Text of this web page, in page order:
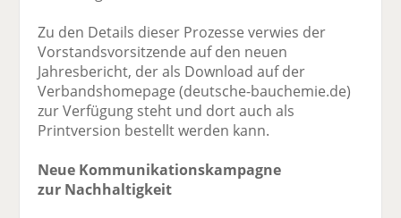
Zu den Details dieser Prozesse verwies der
Vorstandsvorsitzende auf den neuen
Jahresbericht, der als Download auf der
Verbandshomepage (deutsche-bauchemie.de)
zur Verfügung steht und dort auch als
Printversion bestellt werden kann.
Neue Kommunikationskampagne
zur Nachhaltigkeit